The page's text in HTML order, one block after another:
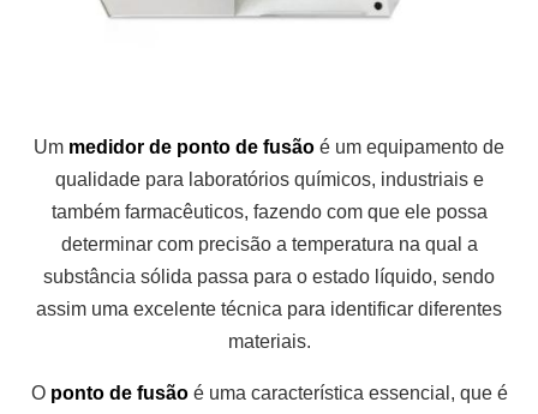
Um medidor de ponto de fusão é um equipamento de
qualidade para laboratórios químicos, industriais e
também farmacêuticos, fazendo com que ele possa
determinar com precisão a temperatura na qual a
substância sólida passa para o estado líquido, sendo
assim uma excelente técnica para identificar diferentes
materiais.
O ponto de fusãoé uma característica essencial, que é